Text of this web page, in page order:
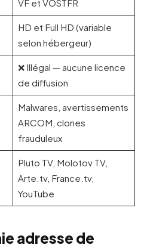
VF et VOSTFR
HD et Full HD (variable
selon hébergeur)
❌ Illégal — aucune licence
de diffusion
Malwares, avertissements
ARCOM, clones
frauduleux
Pluto TV, Molotov TV,
Arte.tv, France.tv,
YouTube
adresse de